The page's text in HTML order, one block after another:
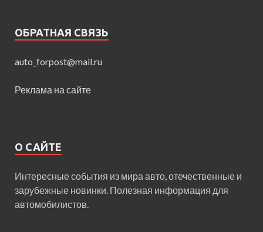
ОБРАТНАЯ СВЯЗЬ
auto_forpost@mail.ru
Реклама на сайте
О САЙТЕ
Интересные события из мира авто, отечественные и
зарубежные новинки. Полезная информация для
автомобилистов.